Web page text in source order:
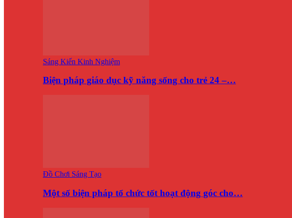
Sáng Kiến Kinh Nghiệm
Biện pháp giáo dục kỹ năng sống cho trẻ 24 –…
Đồ Chơi Sáng Tạo
Một số biện pháp tổ chức tốt hoạt động góc cho…